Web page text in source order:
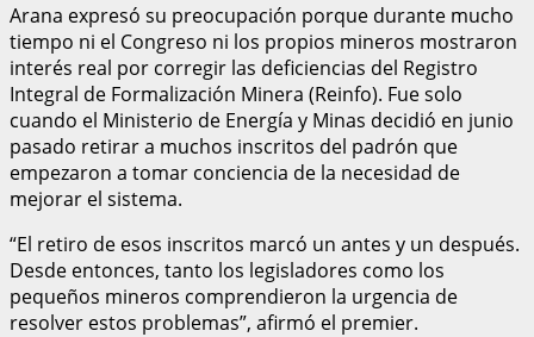
Arana expresó su preocupación porque durante mucho
tiempo ni el Congreso ni los propios mineros mostraron
interés real por corregir las deficiencias del Registro
Integral de Formalización Minera (Reinfo). Fue solo
cuando el Ministerio de Energía y Minas decidió en junio
pasado retirar a muchos inscritos del padrón que
empezaron a tomar conciencia de la necesidad de
mejorar el sistema.
“El retiro de esos inscritos marcó un antes y un después.
Desde entonces, tanto los legisladores como los
pequeños mineros comprendieron la urgencia de
resolver estos problemas”, afirmó el premier.